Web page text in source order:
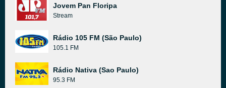
Jovem Pan Floripa
Stream
Rádio 105 FM (São Paulo)
105.1 FM
Rádio Nativa (Sao Paulo)
95.3 FM